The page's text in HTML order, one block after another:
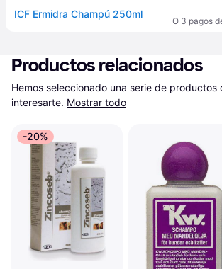
ICF Ermidra Champú 250ml
O 3 pagos
Productos relacionados
Hemos seleccionado una serie de productos
interesarte. Mostrar todo
-20%